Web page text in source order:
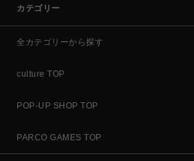
カテゴリー
全カテゴリーから探す
culture TOP
POP-UP SHOP TOP
PARCO GAMES TOP